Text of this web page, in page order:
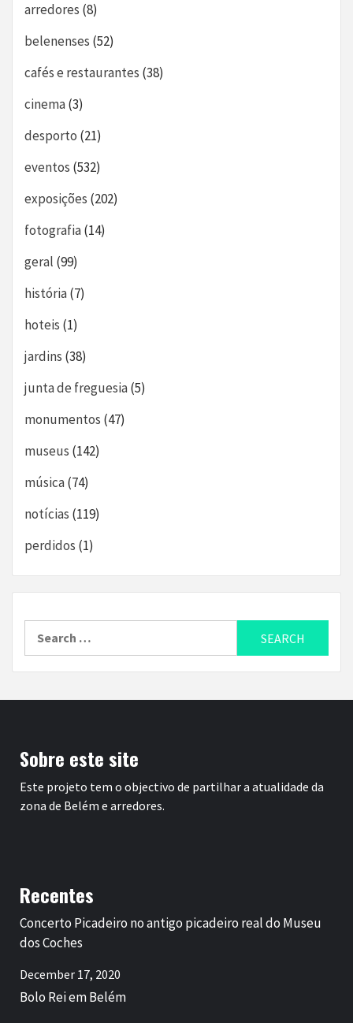
arredores (8)
belenenses (52)
cafés e restaurantes (38)
cinema(3)
desporto (21)
eventos (532)
exposições (202)
fotografia(14)
geral (99)
história(7)
hoteis (1)
jardins (38)
junta de freguesia(5)
monumentos (47)
museus (142)
música(74)
notícias (119)
perdidos (1)
Sobre este site
Este projeto tem o objectivo de partilhar a atualidade da
zona de Belém e arredores.
Recentes
Concerto Picadeiro no antigo picadeiro real do Museu
dos Coches
December 17, 2020
Bolo Rei em Belém